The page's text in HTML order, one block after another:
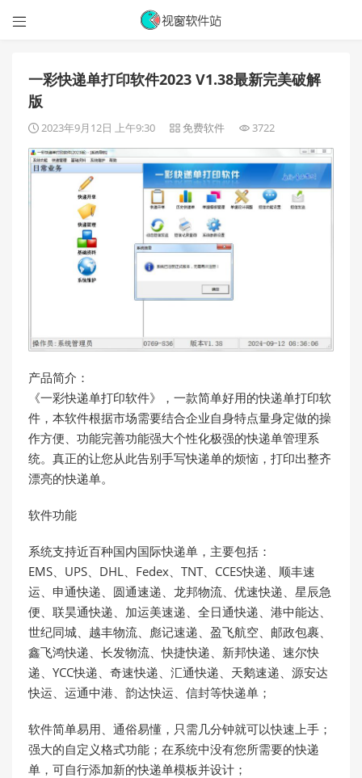

一彩快递单打印软件2023 V1.38最新完美破解
版
2023年9月12日 上午9:30 免费软件 3722
产品简介：
《一彩快递单打印软件》，一款简单好用的快递单打印软
件，本软件根据市场需要结合企业自身特点量身定做的操
作方便、功能完善功能强大个性化极强的快递单管理系
统。真正的让您从此告别手写快递单的烦恼，打印出整齐
漂亮的快递单。
软件功能
系统支持近百种国内国际快递单，主要包括：
EMS、UPS、DHL、Fedex、TNT、CCES快递、顺丰速
运、申通快递、圆通速递、龙邦物流、优速快递、星辰急
便、联昊通快递、加运美速递、全日通快递、港中能达、
世纪同城、越丰物流、彪记速递、盈飞航空、邮政包裹、
鑫飞鸿快递、长发物流、快捷快递、新邦快递、速尔快
递、YCC快递、奇速快递、汇通快递、天鹅速递、源安达
快运、运通中港、韵达快运、信封等快递单；
软件简单易用、通俗易懂，只需几分钟就可以快速上手；
强大的自定义格式功能；在系统中没有您所需要的快递
单，可自行添加新的快递单模板并设计；